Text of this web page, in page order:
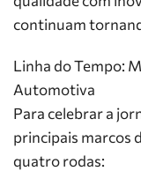
continuam
Linha do Tempo:
Automotiva
Para celebrar a
principais marcos
quatro rodas: